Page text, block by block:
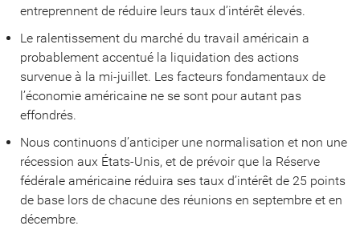
entreprennent de réduire leurs taux d’intérêt élevés.
Le ralentissement du marché du travail américain a
probablement accentué la liquidation des actions
survenue à la mi-juillet. Les facteurs fondamentaux de
l’économie américaine ne se sont pour autant pas
effondrés.
Nous continuons d’anticiper une normalisation et non une
récession aux États-Unis, et de prévoir que la Réserve
fédérale américaine réduira ses taux d’intérêt de 25 points
de base lors de chacune des réunions en septembre et en
décembre.